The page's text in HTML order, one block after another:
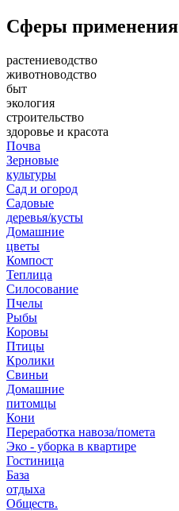
Сферы применения
растениеводство
животноводство
быт
экология
строительство
здоровье и красота
Почва
Зерновые
культуры
Сад и огород
Садовые
деревья/кусты
Домашние
цветы
Компост
Теплица
Силосование
Пчелы
Рыбы
Коровы
Птицы
Кролики
Свиньи
Домашние
питомцы
Кони
Переработка навоза/помета
Эко - уборка в квартире
Гостиница
База
отдыха
Обществ.